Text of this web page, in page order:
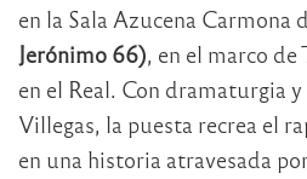
en la Sala Azucena Carmona
Jerónimo 66), en el marco
en el Real. Con dramaturgia
Villegas, la puesta recrea el
en una historia atravesada